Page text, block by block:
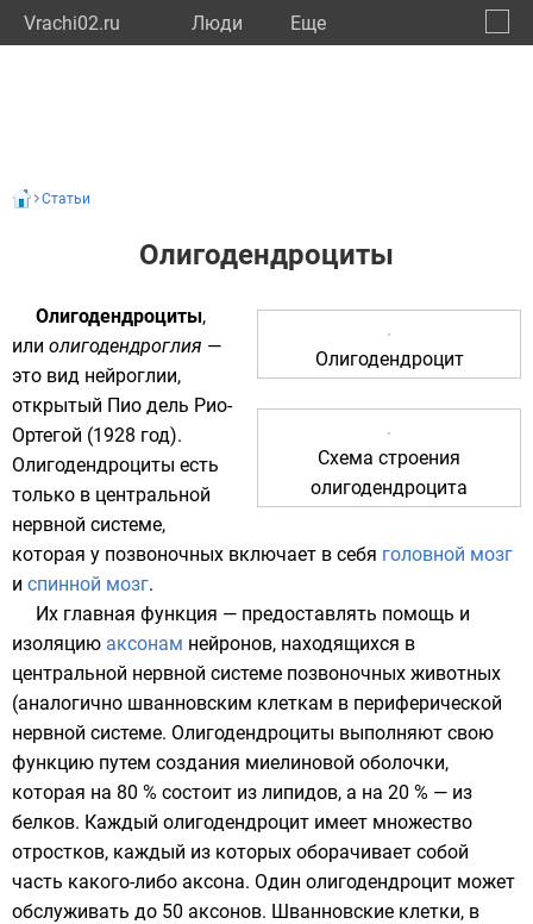
Vrachi02.ru Люди Eще
Статьи
Олигодендроциты
Олигодендроцит
Схема строения
олигодендроцита
Олигодендроциты,
или олигодендроглия —
это вид нейроглии,
открытый Пио дель Рио-
Ортегой (1928 год).
Олигодендроциты есть
только в центральной
нервной системе,
которая у позвоночных включает в себя головной мозг
и спинной мозг.
Их главная функция — предоставлять помощь и
изоляцию аксонам нейронов, находящихся в
центральной нервной системе позвоночных животных
(аналогично шванновским клеткам в периферической
нервной системе. Олигодендроциты выполняют свою
функцию путем создания миелиновой оболочки,
которая на 80 % состоит из липидов, а на 20 % — из
белков. Каждый олигодендроцит имеет множество
отростков, каждый из которых оборачивает собой
часть какого-либо аксона. Один олигодендроцит может
обслуживать до 50 аксонов. Шванновские клетки, в